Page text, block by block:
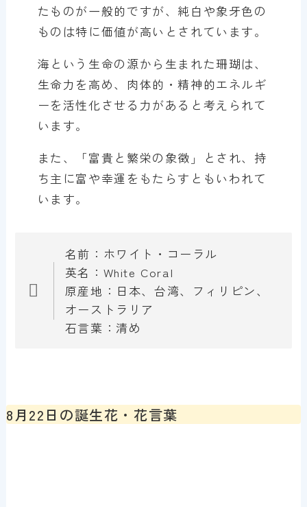
たものが一般的ですが、純白や象牙色の
ものは特に価値が高いとされています。
海という生命の源から生まれた珊瑚は、
生命力を高め、肉体的・精神的エネルギ
ーを活性化させる力があると考えられて
います。
また、「富貴と繁栄の象徴」とされ、持
ち主に富や幸運をもたらすともいわれて
います。
名前：ホワイト・コーラル
英名：White Coral
原産地：日本、台湾、フィリピン、
オーストラリア
石言葉：清め
8月22日の誕生花・花言葉